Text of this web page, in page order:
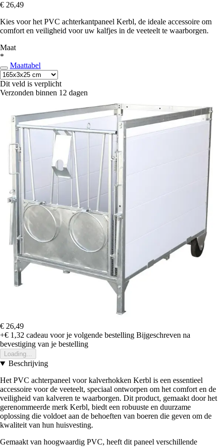
€ 26,49
Kies voor het PVC achterkantpaneel Kerbl, de ideale accessoire om
comfort en veiligheid voor uw kalfjes in de veeteelt te waarborgen.
Maat
*
Maattabel
Dit veld is verplicht
Verzonden binnen 12 dagen
€ 26,49
+€ 1,32 cadeau voor je volgende bestelling Bijgeschreven na
bevestiging van je bestelling
Loading...
Beschrijving
Het PVC achterpaneel voor kalverhokken Kerbl is een essentieel
accessoire voor de veeteelt, speciaal ontworpen om het comfort en de
veiligheid van kalveren te waarborgen. Dit product, gemaakt door het
gerenommeerde merk Kerbl, biedt een robuuste en duurzame
oplossing die voldoet aan de behoeften van boeren die geven om de
kwaliteit van hun huisvesting.
Gemaakt van hoogwaardig PVC, heeft dit paneel verschillende